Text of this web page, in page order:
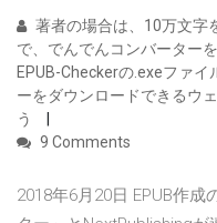
著者の場合は、10万文字
で、でんでんコンバーター
EPUB-Checkerの.exeファ
ーをダウンロードできるウ
う
9 Comments
2018年6月20日 EPUB作